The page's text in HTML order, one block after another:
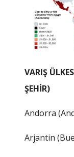
VARIŞ
ŞEHIR)
VARIŞ
Andorra
Arjantin